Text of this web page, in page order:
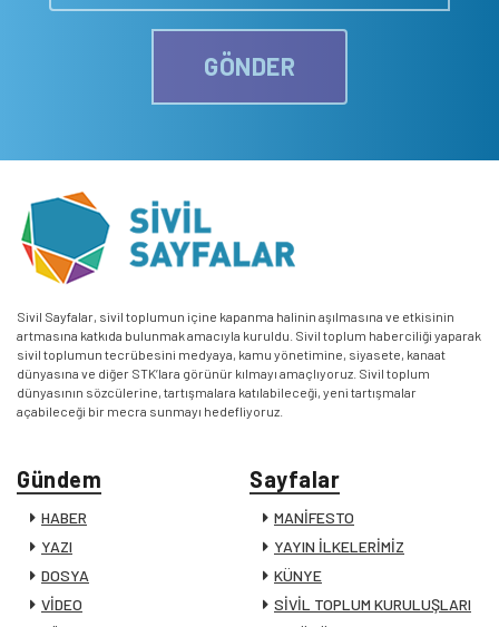
GÖNDER
Sivil Sayfalar, sivil toplumun içine kapanma halinin aşılmasına ve etkisinin
artmasına katkıda bulunmak amacıyla kuruldu. Sivil toplum haberciliği yaparak
sivil toplumun tecrübesini medyaya, kamu yönetimine, siyasete, kanaat
dünyasına ve diğer STK’lara görünür kılmayı amaçlıyoruz. Sivil toplum
dünyasının sözcülerine, tartışmalara katılabileceği, yeni tartışmalar
açabileceği bir mecra sunmayı hedefliyoruz.
Gündem
HABER
YAZI
DOSYA
VİDEO
Sayfalar
MANİFESTO
YAYIN İLKELERİMİZ
KÜNYE
SİVİL TOPLUM KURULUŞLARI